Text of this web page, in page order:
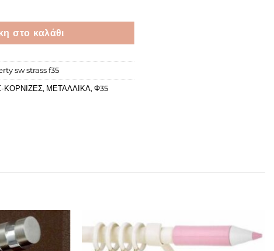
στο καλάθι
sw strass f35
ΚΟΡΝΙΖΕΣ, ΜΕΤΑΛΛΙΚΑ, Φ35